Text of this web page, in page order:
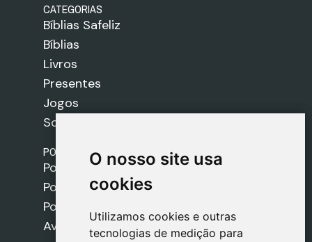
O nosso site usa
cookies
Utilizamos cookies e outras
tecnologias de medição para
O nosso site usa
cookies
Utilizamos cookies e outras
tecnologias de medição para
CATEGORIAS
Bíblias Safeliz
Bíblias
Livros
Presentes
Jogos
Sobre nós
POLÍTICAS
Política de Envios
Política de Cookies
Política de Privacidade
Aviso Legal